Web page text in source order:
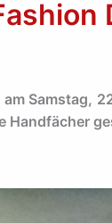
Samstag,
Handfächer